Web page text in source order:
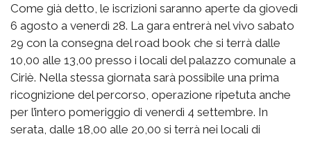
Come già detto, le iscrizioni saranno aperte da giovedì
6 agosto a venerdì 28. La gara entrerà nel vivo sabato
29 con la consegna del road book che si terrà dalle
10,00 alle 13,00 presso i locali del palazzo comunale a
Ciriè. Nella stessa giornata sarà possibile una prima
ricognizione del percorso, operazione ripetuta anche
per l’intero pomeriggio di venerdì 4 settembre. In
serata, dalle 18,00 alle 20,00 si terrà nei locali di